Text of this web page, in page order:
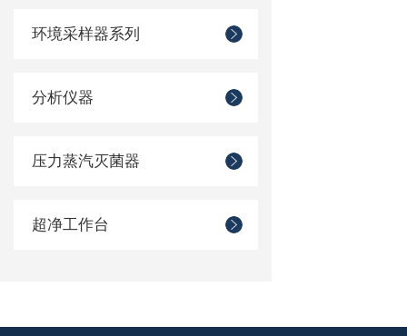
环境采样器系列
分析仪器
压力蒸汽灭菌器
超净工作台